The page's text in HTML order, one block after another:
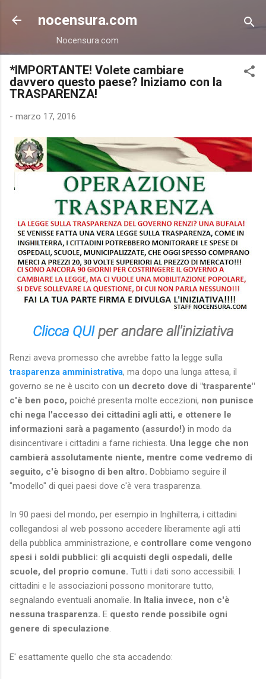
Passa ai contenuti principali
nocensura.com
Nocensura.com
*IMPORTANTE! Volete cambiare
davvero questo paese? Iniziamo con la
TRASPARENZA!
- marzo 17, 2016
Clicca QUIper andare all'iniziativa
Renzi aveva promesso che avrebbe fatto la legge sulla
trasparenza amministrativa, ma dopo una lunga attesa, il
governo se ne è uscito con un decreto dove di "trasparente"
c'è ben poco, poiché presenta molte eccezioni, non punisce
chi nega l'accesso dei cittadini agli atti, e ottenere le
informazioni sarà a pagamento (assurdo!) in modo da
disincentivare i cittadini a farne richiesta. Una legge che non
cambierà assolutamente niente, mentre come vedremo di
seguito, c'è bisogno di ben altro. Dobbiamo seguire il
"modello" di quei paesi dove c'è vera trasparenza.
In 90 paesi del mondo, per esempio in Inghilterra, i cittadini
collegandosi al web possono accedere liberamente agli atti
della pubblica amministrazione, e controllare come vengono
spesi i soldi pubblici: gli acquisti degli ospedali, delle
scuole, del proprio comune. Tutti i dati sono accessibili. I
cittadini e le associazioni possono monitorare tutto,
segnalando eventuali anomalie. In Italia invece, non c'è
nessuna trasparenza. E questo rende possibile ogni
genere di speculazione
E' esattamente quello che sta accadendo: